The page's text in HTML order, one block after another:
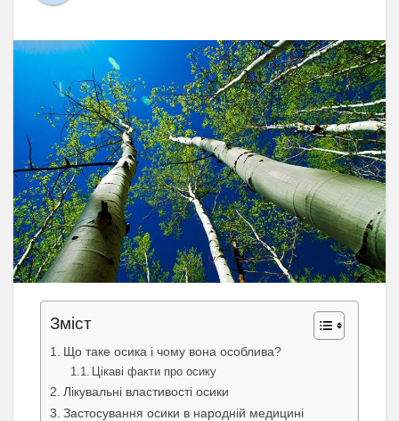
Зміст
Що таке осика і чому вона особлива?
Цікаві факти про осику
Лікувальні властивості осики
Застосування осики в народній медицині